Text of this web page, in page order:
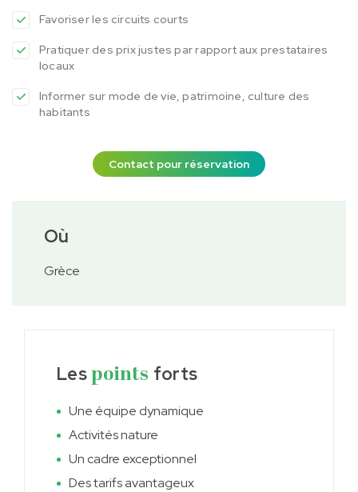
Favoriser les circuits courts
Pratiquer des prix justes par rapport aux prestataires
locaux
Informer sur mode de vie, patrimoine, culture des
habitants
Contact pour réservation
Où
Grèce
Lespoints forts
Une équipe dynamique
Activités nature
Un cadre exceptionnel
Des tarifs avantageux